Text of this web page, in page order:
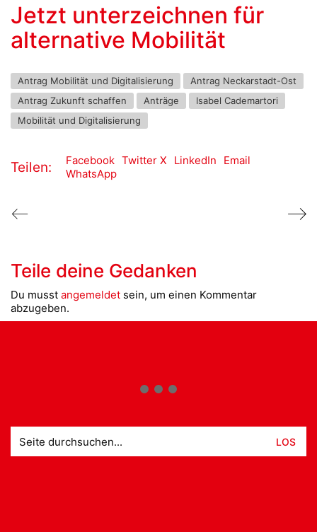
Jetzt unterzeichnen für
alternative Mobilität
Antrag Mobilität und Digitalisierung
Antrag Neckarstadt-Ost
Antrag Zukunft schaffen
Anträge
Isabel Cademartori
Mobilität und Digitalisierung
Teilen: Facebook Twitter X LinkedIn
Email
WhatsApp
Teile deine Gedanken
Du musst angemeldet sein, um einen Kommentar
abzugeben.
nach: